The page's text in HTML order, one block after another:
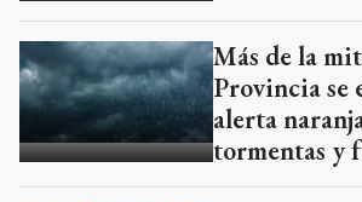
Más de la
Provincia se
alerta
tormentas y